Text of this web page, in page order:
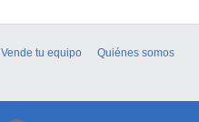
Vende tu equipo
Quiénes somos